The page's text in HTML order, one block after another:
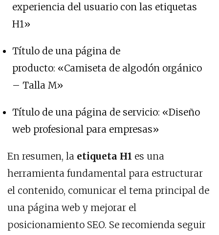
experiencia del usuario con las etiquetas
H1»
Título de una página de
producto: «Camiseta de algodón orgánico
– Talla M»
Título de una página de servicio: «Diseño
web profesional para empresas»
En resumen, la etiqueta H1 es una
herramienta fundamental para estructurar
el contenido, comunicar el tema principal de
una página web y mejorar el
posicionamiento SEO. Se recomienda seguir